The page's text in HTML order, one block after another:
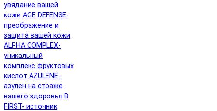
увядание вашей
кожи AGE DEFENSE-
преображение и
защита вашей кожи
ALPHA COMPLEX-
уникальный
комплекс фруктовых
кислот AZULENE-
азулен на страже
вашего здоровья B
FIRST- источник